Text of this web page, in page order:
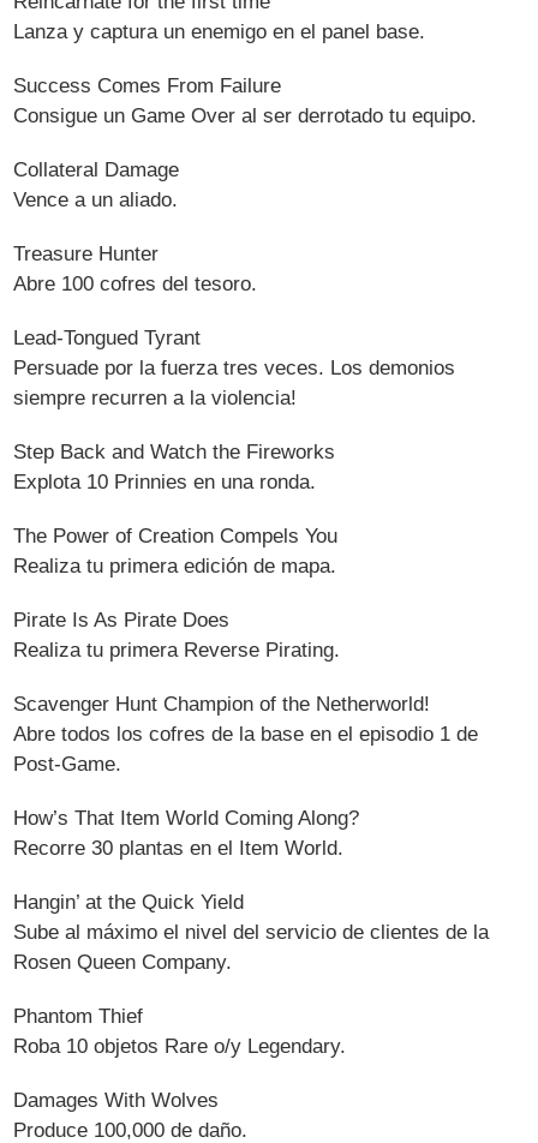
Lanza y captura un enemigo en el panel base.
Success Comes From Failure
Consigue un Game Over al ser derrotado tu equipo.
Collateral Damage
Vence a un aliado.
Treasure Hunter
Abre 100 cofres del tesoro.
Lead-Tongued Tyrant
Persuade por la fuerza tres veces. Los demonios
siempre recurren a la violencia!
Step Back and Watch the Fireworks
Explota 10 Prinnies en una ronda.
The Power of Creation Compels You
Realiza tu primera edición de mapa.
Pirate Is As Pirate Does
Realiza tu primera Reverse Pirating.
Scavenger Hunt Champion of the Netherworld!
Abre todos los cofres de la base en el episodio 1 de
Post-Game.
How’s That Item World Coming Along?
Recorre 30 plantas en el Item World.
Hangin’ at the Quick Yield
Sube al máximo el nivel del servicio de clientes de la
Rosen Queen Company.
Phantom Thief
Roba 10 objetos Rare o/y Legendary.
Damages With Wolves
Produce 100,000 de daño.